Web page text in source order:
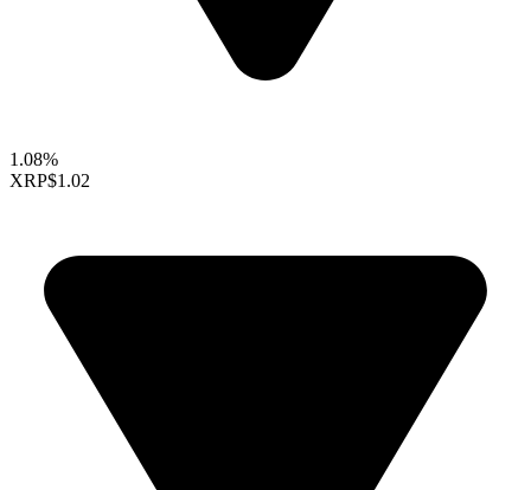
1.08%
XRP$1.02